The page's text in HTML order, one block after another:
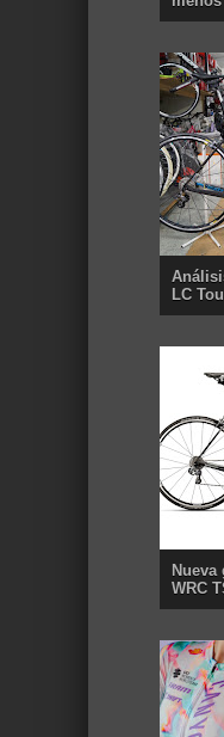
LC
Nueva
WRC